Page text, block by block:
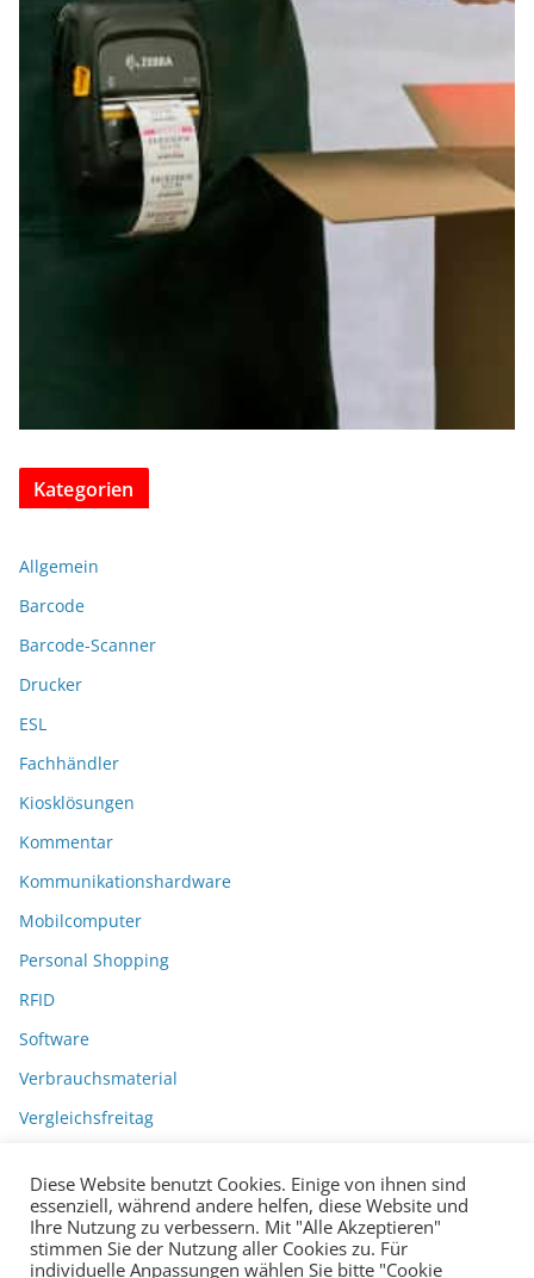
Kategorien
Allgemein
Barcode
Barcode-Scanner
Drucker
ESL
Fachhändler
Kiosklösungen
Kommentar
Kommunikationshardware
Mobilcomputer
Personal Shopping
RFID
Software
Verbrauchsmaterial
Vergleichsfreitag
Diese Website benutzt Cookies. Einige von ihnen sind
essenziell, während andere helfen, diese Website und
Ihre Nutzung zu verbessern. Mit "Alle Akzeptieren"
stimmen Sie der Nutzung aller Cookies zu. Für
individuelle Anpassungen wählen Sie bitte "Cookie